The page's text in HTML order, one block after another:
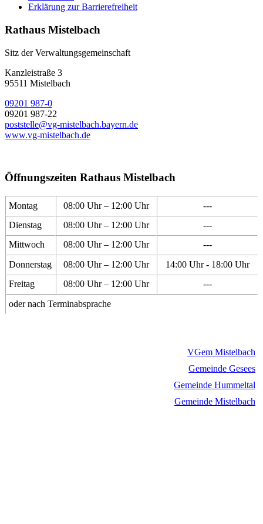
Erklärung zur Barrierefreiheit
Rathaus Mistelbach
Sitz der Verwaltungsgemeinschaft
Kanzleistraße 3
95511 Mistelbach
09201 987-0
09201 987-22
poststelle@vg-mistelbach.bayern.de
www.vg-mistelbach.de
Öffnungszeiten Rathaus Mistelbach
Montag 08:00 Uhr – 12:00 Uhr
---
Dienstag
08:00 Uhr – 12:00 Uhr
---
Mittwoch
08:00 Uhr – 12:00 Uhr
---
Donnerstag
08:00 Uhr – 12:00 Uhr
14:00 Uhr - 18:00 Uhr
Freitag
08:00 Uhr – 12:00 Uhr
---
oder nach Terminabsprache
VGem Mistelbach
Gemeinde Gesees
Gemeinde Hummeltal
Gemeinde Mistelbach